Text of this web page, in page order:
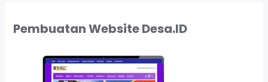
Pembuatan Website Desa.ID